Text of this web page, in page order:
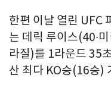
한편 이날 열린 UFC
는 데릭 루이스(40∙
라질)를 1라운드 35
산 최다 KO승(16승)